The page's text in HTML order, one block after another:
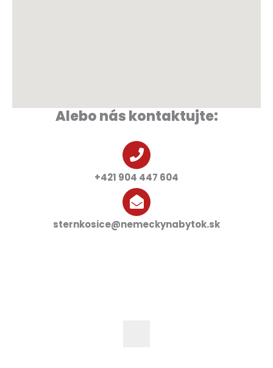
Alebo nás kontaktujte:
+421 904 447 604
sternkosice@nemeckynabytok.sk